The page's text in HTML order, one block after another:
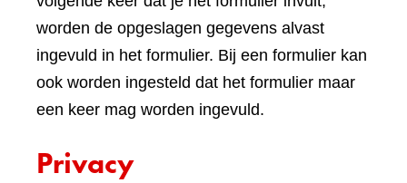
worden de opgeslagen gegevens alvast
ingevuld in het formulier. Bij een formulier kan
ook worden ingesteld dat het formulier maar
een keer mag worden ingevuld.
Privacy